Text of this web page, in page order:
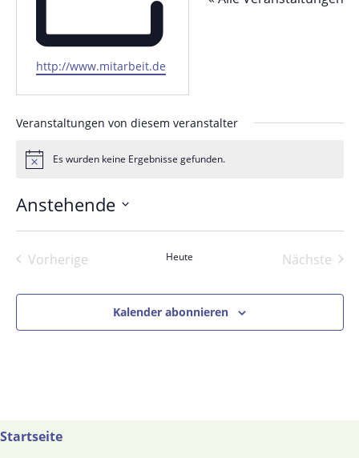
Webseite
http://www.mitarbeit.de
Veranstaltungen von diesem veranstalter
HinweisEs wurden keine Ergebnisse gefunden.
Anstehende
Datum
wählen.
Vorherige
Heute
Nächste
Kalender abonnieren
Startseite